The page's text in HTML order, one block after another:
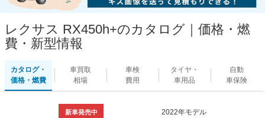
レクサス RX450h+のカタログ｜価格・燃
費・新型情報
カタログ・
価格・燃費
車買取
相場
車検
費用
タイヤ・
車用品
自動
車保険
新車発売中 2022年モデル